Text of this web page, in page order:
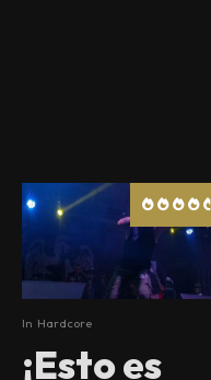
In Hardcore
¡Esto es